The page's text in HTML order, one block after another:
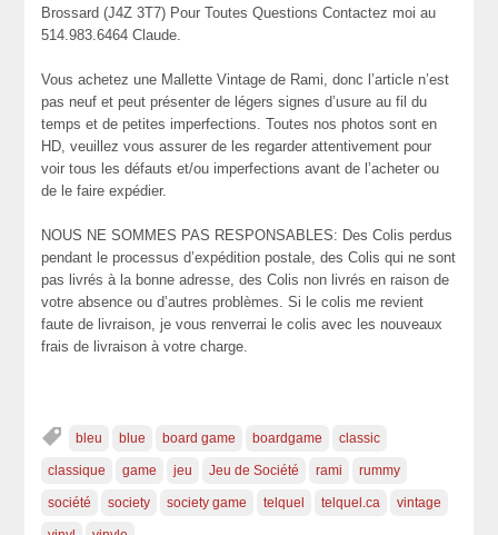
Brossard (J4Z 3T7) Pour Toutes Questions Contactez moi au
514.983.6464 Claude.
Vous achetez une Mallette Vintage de Rami, donc l’article n’est
pas neuf et peut présenter de légers signes d’usure au fil du
temps et de petites imperfections. Toutes nos photos sont en
HD, veuillez vous assurer de les regarder attentivement pour
voir tous les défauts et/ou imperfections avant de l’acheter ou
de le faire expédier.
NOUS NE SOMMES PAS RESPONSABLES: Des Colis perdus
pendant le processus d’expédition postale, des Colis qui ne sont
pas livrés à la bonne adresse, des Colis non livrés en raison de
votre absence ou d’autres problèmes. Si le colis me revient
faute de livraison, je vous renverrai le colis avec les nouveaux
frais de livraison à votre charge.
bleu blue board game boardgame classic
classique game jeu Jeu de Société rami rummy
société society society game telquel telquel.ca vintage